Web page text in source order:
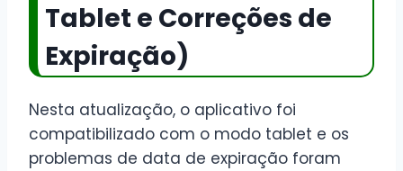
Tablet e Correções de
Expiração)
Nesta atualização, o aplicativo foi
compatibilizado com o modo tablet e os
problemas de data de expiração foram